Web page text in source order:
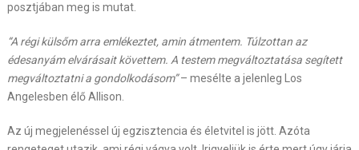
posztjában meg is mutat.
“A régi külsőm arra emlékeztet, amin átmentem. Túlzottan az
édesanyám elvárásait követtem. A testem megváltoztatása segített
megváltoztatni a gondolkodásom”– mesélte a jelenleg Los
Angelesben élő Allison.
Az új megjelenéssel új egzisztencia és életvitel is jött. Azóta